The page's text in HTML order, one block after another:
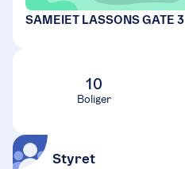
SAMEIET LASSONS GATE 3
10
Boliger
Styret